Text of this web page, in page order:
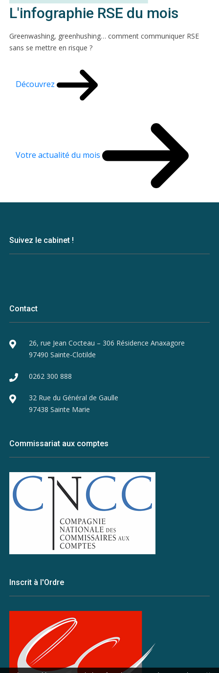
L'infographie RSE du mois
Greenwashing, greenhushing… comment communiquer RSE
sans se mettre en risque ?
Découvrez
Votre actualité du mois
Suivez le cabinet !
Contact
26, rue Jean Cocteau – 306 Résidence Anaxagore
97490 Sainte-Clotilde
0262 300 888
32 Rue du Général de Gaulle
97438 Sainte Marie
Commissariat aux comptes
Inscrit à l'Ordre